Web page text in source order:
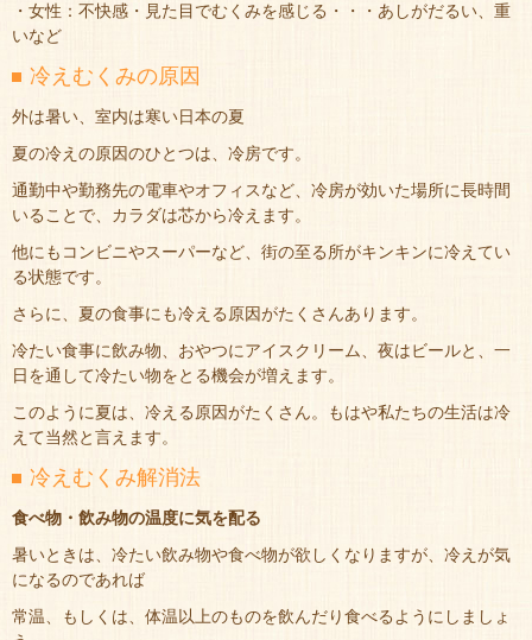
・女性：不快感・見た目でむくみを感じる・・・あしがだるい、重
いなど
冷えむくみの原因
外は暑い、室内は寒い日本の夏
夏の冷えの原因のひとつは、冷房です。
通勤中や勤務先の電車やオフィスなど、冷房が効いた場所に長時間
いることで、カラダは芯から冷えます。
他にもコンビニやスーパーなど、街の至る所がキンキンに冷えてい
る状態です。
さらに、夏の食事にも冷える原因がたくさんあります。
冷たい食事に飲み物、おやつにアイスクリーム、夜はビールと、一
日を通して冷たい物をとる機会が増えます。
このように夏は、冷える原因がたくさん。もはや私たちの生活は冷
えて当然と言えます。
冷えむくみ解消法
食べ物・飲み物の温度に気を配る
暑いときは、冷たい飲み物や食べ物が欲しくなりますが、冷えが気
になるのであれば
常温、もしくは、体温以上のものを飲んだり食べるようにしましょ